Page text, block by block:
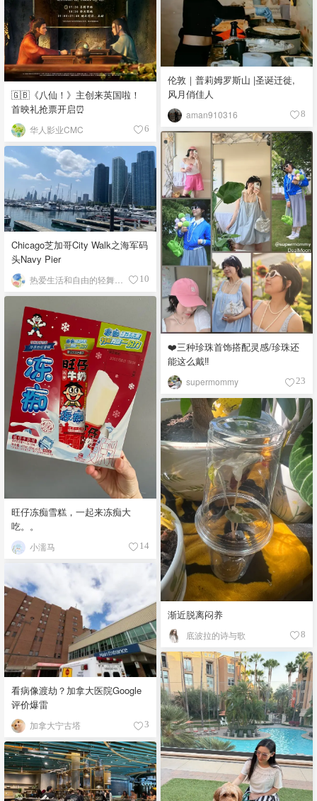
🇬🇧《八仙！》主创来英国啦！
首映礼抢票开启⏰
华人影业CMC 6
伦敦｜普莉姆罗斯山 |圣诞迁徙,
风月俏佳人
aman910316 8
❤️三种珍珠首饰搭配灵感/珍珠还
能这么戴‼️
supermommy 23
Chicago芝加哥City Walk之海军码
头Navy Pier
10
旺仔冻痴雪糕，一起来冻痴大
吃。。
小濡马 14
渐近脱离闷养
底波拉的诗与歌 8
看病像渡劫？加拿大医院Google
评价爆雷
加拿大宁古塔 3